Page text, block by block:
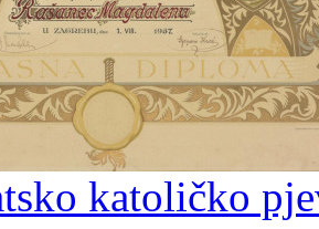
katoličko